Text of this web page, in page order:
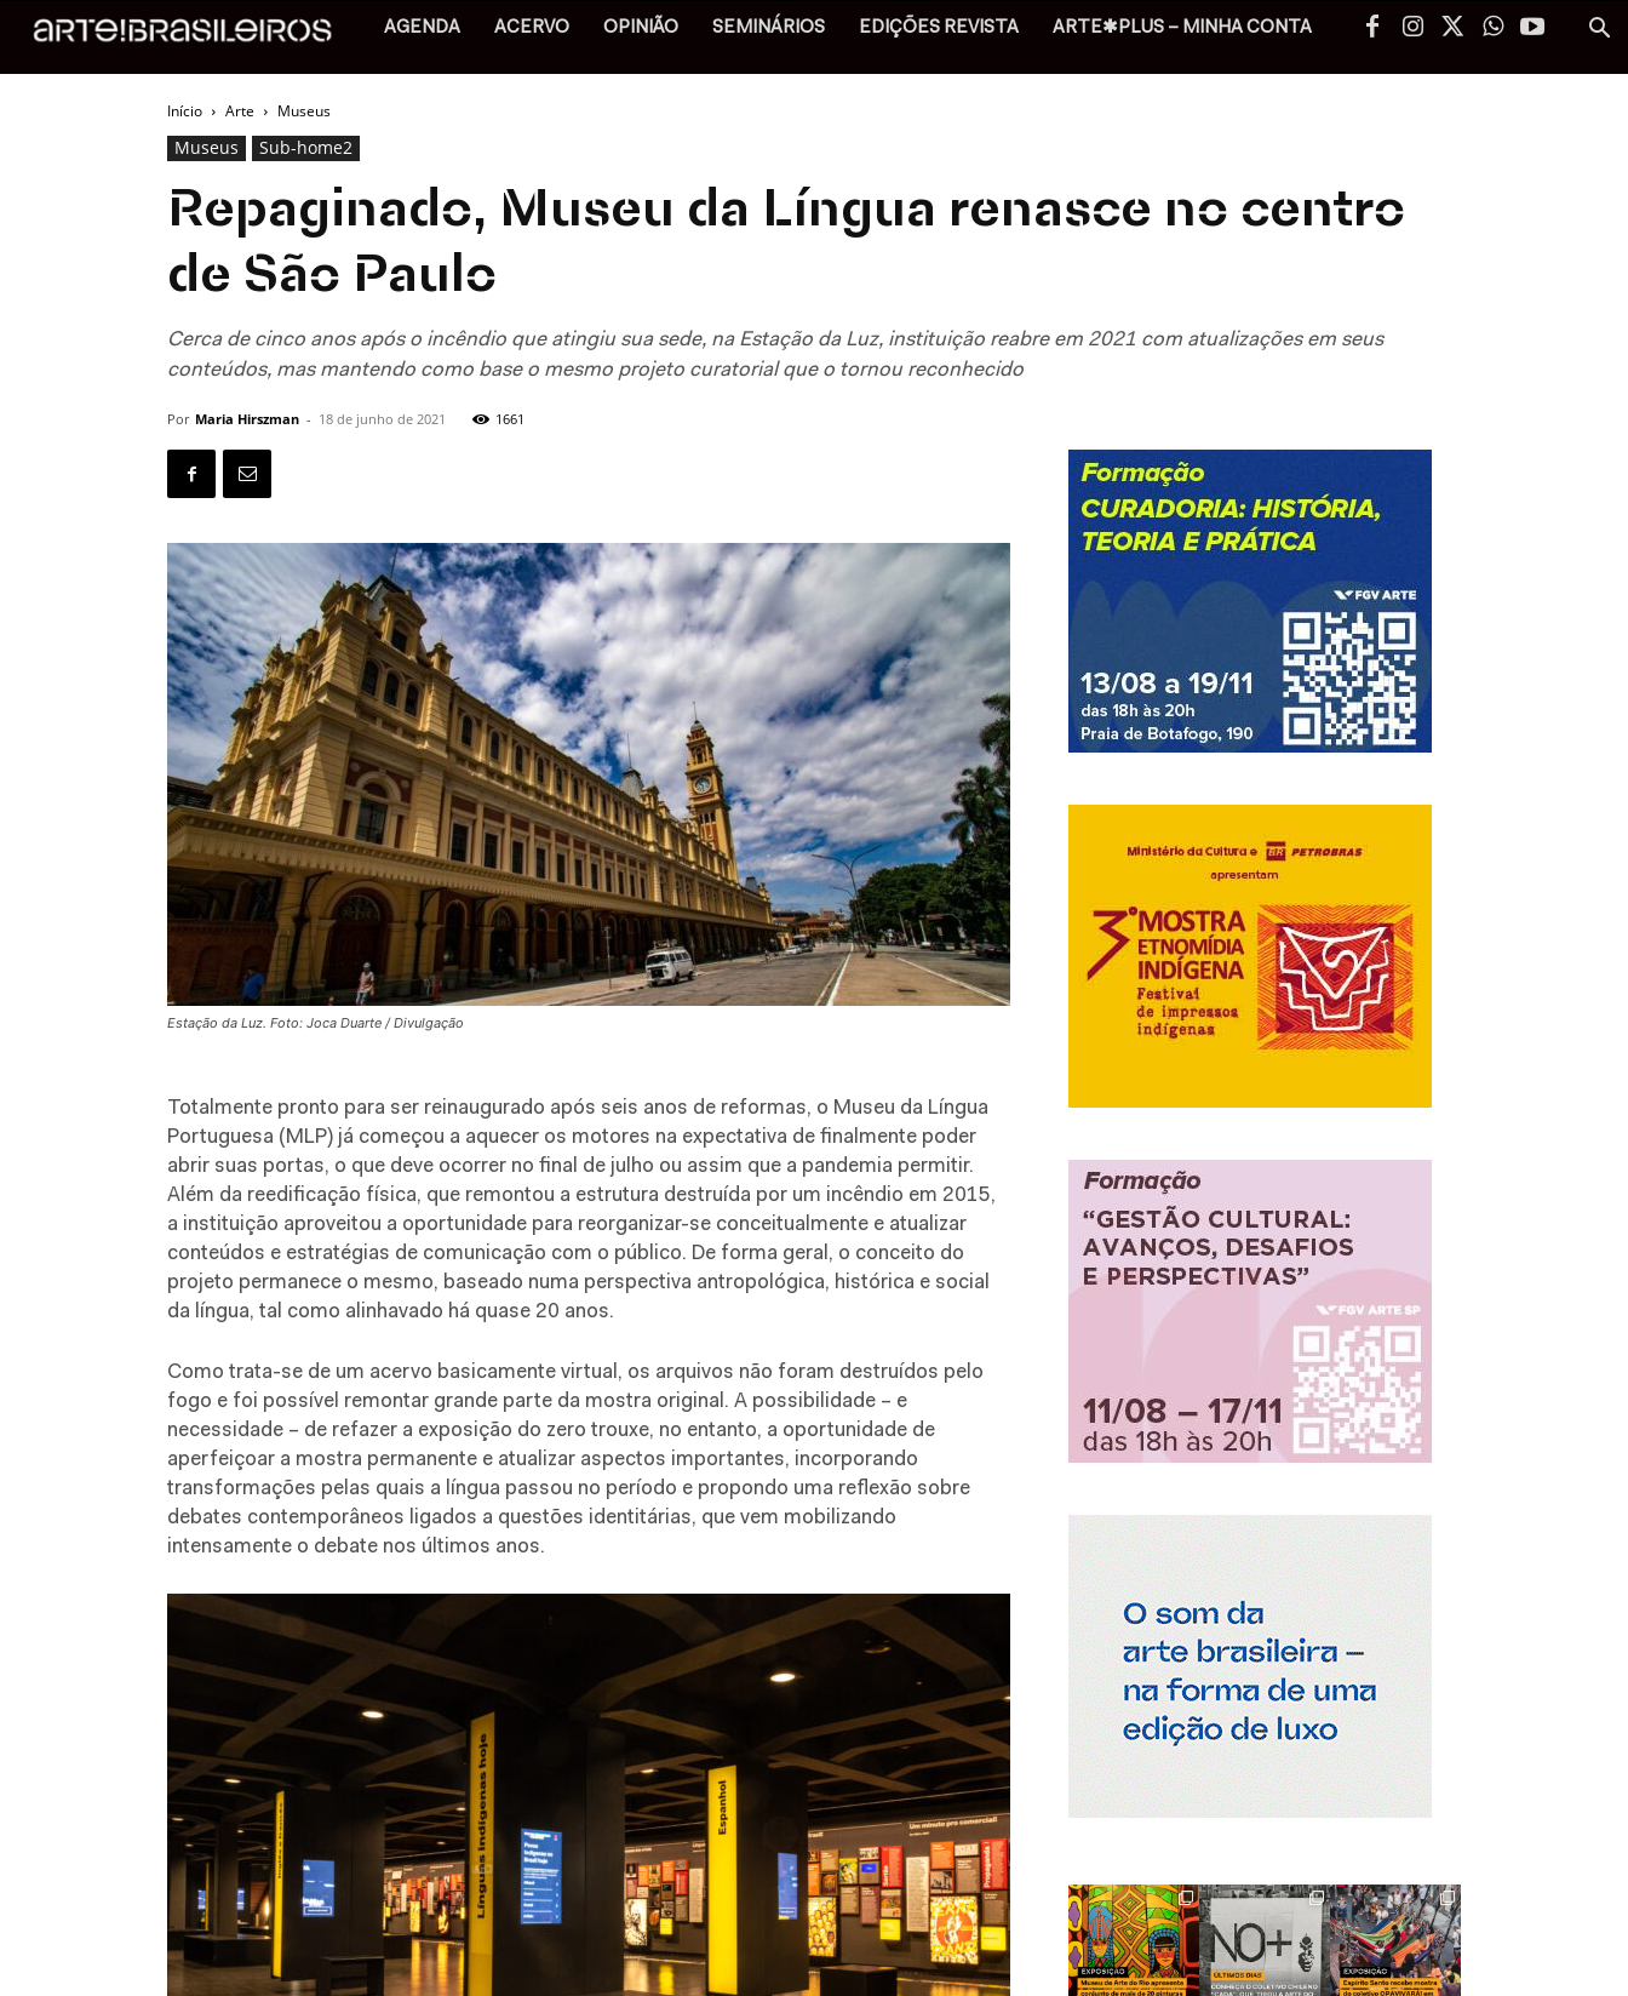
AGENDA ACERVO OPINIÃO SEMINÁRIOS EDIÇÕES REVISTA ARTE✱PLUS – MINHA CONTA
Início Arte Museus
Museus Sub-home2
Repaginado, Museu da Língua renasce no centro
de São Paulo
Cerca de cinco anos após o incêndio que atingiu sua sede, na Estação da Luz, instituição reabre em 2021 com atualizações em seus
conteúdos, mas mantendo como base o mesmo projeto curatorial que o tornou reconhecido
Por Maria Hirszman - 18 de junho de 2021 1661
Estação da Luz. Foto: Joca Duarte / Divulgação
Totalmente pronto para ser reinaugurado após seis anos de reformas, o Museu da Língua
Portuguesa (MLP) já começou a aquecer os motores na expectativa de finalmente poder
abrir suas portas, o que deve ocorrer no final de julho ou assim que a pandemia permitir.
Além da reedificação física, que remontou a estrutura destruída por um incêndio em 2015,
a instituição aproveitou a oportunidade para reorganizar-se conceitualmente e atualizar
conteúdos e estratégias de comunicação com o público. De forma geral, o conceito do
projeto permanece o mesmo, baseado numa perspectiva antropológica, histórica e social
da língua, tal como alinhavado há quase 20 anos.
Como trata-se de um acervo basicamente virtual, os arquivos não foram destruídos pelo
fogo e foi possível remontar grande parte da mostra original. A possibilidade – e
necessidade – de refazer a exposição do zero trouxe, no entanto, a oportunidade de
aperfeiçoar a mostra permanente e atualizar aspectos importantes, incorporando
transformações pelas quais a língua passou no período e propondo uma reflexão sobre
debates contemporâneos ligados a questões identitárias, que vem mobilizando
intensamente o debate nos últimos anos.